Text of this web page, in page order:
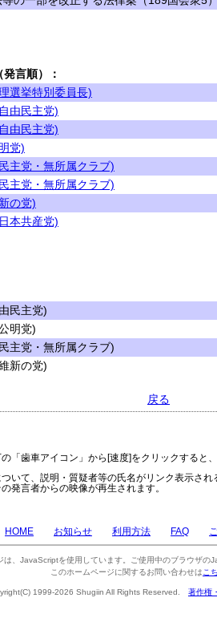
言順）：
選挙特別委員長)
由民主党)
由民主党)
党)
主党・無所属クラブ)
主党・無所属クラブ)
の党)
本共産党)
民主党)
明党)
主党・無所属クラブ)
新の党)
戻る
の「歯車アイコン」から[速度]をクリックすると
ついて、説明・質疑者等の氏名がリンク表示さ
発言者からの映像が再生されます。
HOME お知らせ 利用方法 FAQ
は、JavaScriptを使用しています。ご使用中のブラウザの
このホームページに関するお問い合わせは こ
1999-2026 Shugiin All Rights Reserved. 著作権